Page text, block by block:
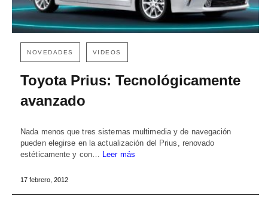
NOVEDADES VIDEOS
Toyota Prius: Tecnológicamente
avanzado
Nada menos que tres sistemas multimedia y de navegación
pueden elegirse en la actualización del Prius, renovado
estéticamente y con… Leer más
17 febrero, 2012